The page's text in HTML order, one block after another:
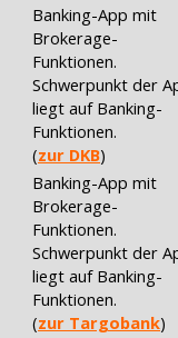
Banking-App mit
Brokerage-
Funktionen.
Schwerpunkt der
liegt auf Banking-
Funktionen.
(zur DKB)
Banking-App mit
Brokerage-
Funktionen.
Schwerpunkt der
liegt auf Banking-
Funktionen.
(zur Targobank)